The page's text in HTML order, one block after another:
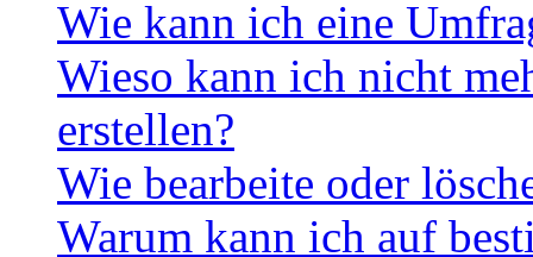
Wie kann ich eine
Wieso kann ich nicht
erstellen?
Wie bearbeite oder
Warum kann ich auf